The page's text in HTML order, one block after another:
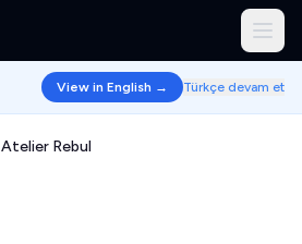
View in English → Türkçe devam et
Atelier Rebul